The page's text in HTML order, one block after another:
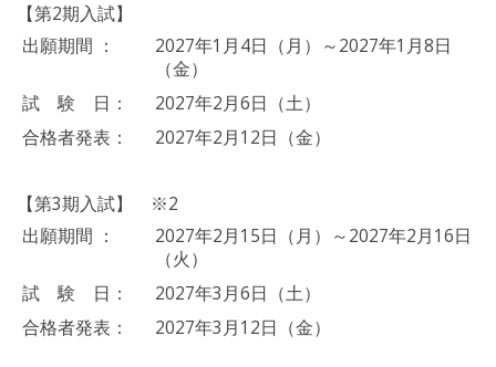
【第2期入試】
出願期間 ：
2027年1月4日（月）～2027年1月8日
（金）
試 験 日：
2027年2月6日（土）
合格者発表：
2027年2月12日（金）
【第3期入試】 ※2
出願期間 ：
2027年2月15日（月）～2027年2月16日
（火）
試 験 日：
2027年3月6日（土）
合格者発表：
2027年3月12日（金）